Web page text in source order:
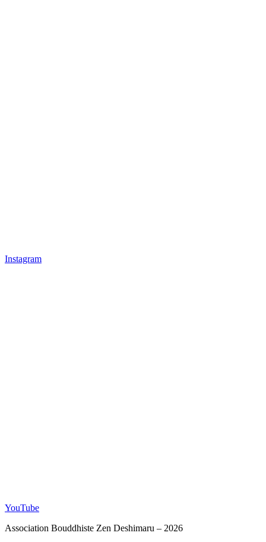
Instagram
YouTube
Association Bouddhiste Zen Deshimaru – 2026